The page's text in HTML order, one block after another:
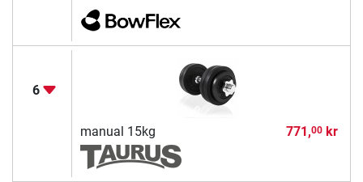
6
manual 15kg 771,00kr